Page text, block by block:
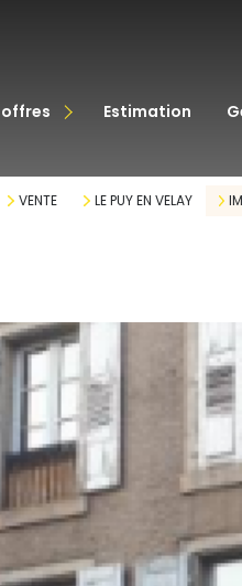
offres estimation
VENTE LE PUY EN VELAY